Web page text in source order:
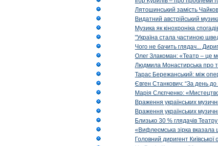
Лятошинський замість
Видатний австрійський
Музика як кінохроніка
"Україна стала частиною
Чого не бачить глядач...
Олег Злакоман: «Театр – це
Людмила Монастирська про
Тарас Бережанський: між
Євген Станкович: “За день
Марія Слєпченко:
Враження українських
Враження українських
Близько 30 % глядачів
«Вифлеємська зірка вказала
Головний диригент